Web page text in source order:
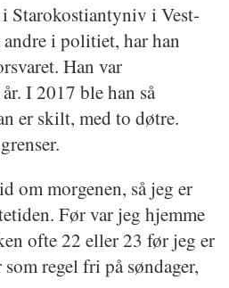
Starokostiantyniv i Vest-
i politiet, har han
Han var
I 2017 ble han så
er skilt, med to døtre.
om morgenen, så jeg er
Før var jeg hjemme
ofte 22 eller 23 før jeg er
regel fri på søndager,